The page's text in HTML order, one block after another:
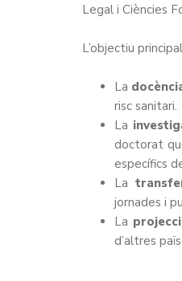
Legal i Ciències
L’objectiu
La
risc sanitari.
La
doctorat
específics
La
jornades i
La
d’altres